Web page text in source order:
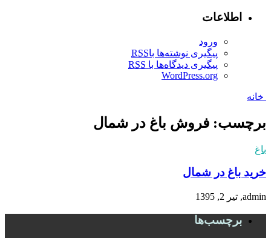
اطلاعات
ورود
پیگیری نوشته‌ها باRSS
پیگیری دیدگاه‌ها با RSS
WordPress.org
خانه
برچسب: فروش باغ در شمال
باغ
خرید باغ در شمال
admin, تیر 2, 1395
برچسب‌ها